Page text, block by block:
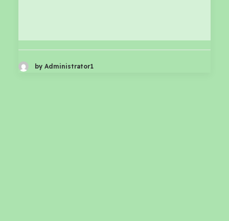
by Administrator1